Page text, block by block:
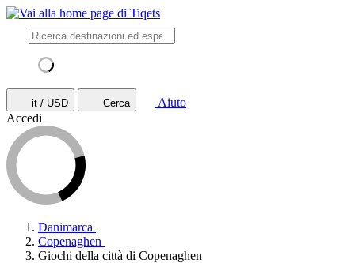
it / USD Cerca
Aiuto
Accedi
Danimarca
Copenaghen
Giochi della città di Copenaghen